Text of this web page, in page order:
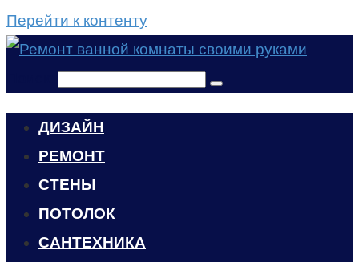
Перейти к контенту
ДИЗАЙН
РЕМОНТ
СТЕНЫ
ПОТОЛОК
САНТЕХНИКА